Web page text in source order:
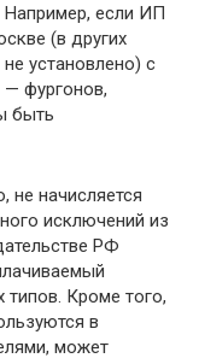
Например, если ИП
(в других
установлено) с
фургонов,
быть
не начисляется
исключений из
РФ
Кроме того,
в
может